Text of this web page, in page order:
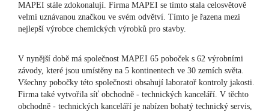
MAPEI stále zdokonalují. Firma MAPEI se tímto stala celosvětově
velmi uznávanou značkou ve svém odvětví. Tímto je řazena mezi
nejlepší výrobce chemických výrobků pro stavby.
V nynější době má společnost MAPEI 65 poboček s 62 výrobními
závody, které jsou umístěny na 5 kontinentech ve 30 zemích světa.
Všechny pobočky této společnosti obsahují laboratoř kontroly jakosti.
Firma také vytvořila síť obchodně - technických kanceláří. V těchto
obchodně - technických kanceláří je nabízen bohatý technický servis,